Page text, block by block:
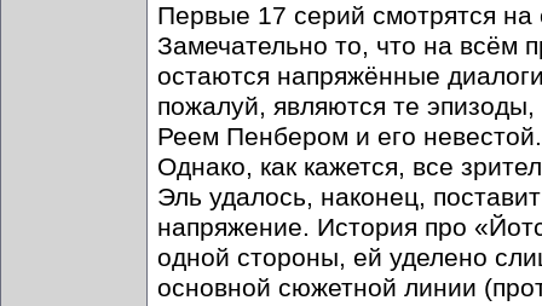
Первые 17 серий смотрятся
Замечательно то, что на всём
остаются напряжённые
пожалуй, являются те
Реем Пенбером и его невестой.
Однако, как кажется, все
Эль удалось, наконец,
напряжение. История про
одной стороны, ей уделено
основной сюжетной линии